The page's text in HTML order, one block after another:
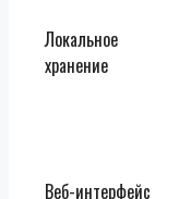
Локальное
хранение
Веб-интерфейс